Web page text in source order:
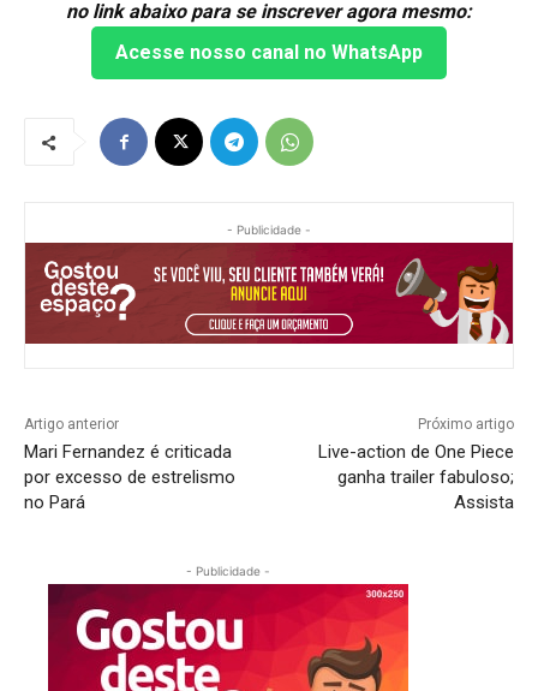
no link abaixo para se inscrever agora mesmo:
Acesse nosso canal no WhatsApp
- Publicidade -
Artigo anterior
Mari Fernandez é criticada
por excesso de estrelismo
no Pará
Próximo artigo
Live-action de One Piece
ganha trailer fabuloso;
Assista
- Publicidade -